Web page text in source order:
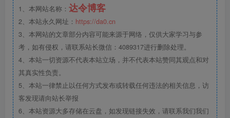
1、本网站名称： 达令博客
2、本站永久网址： https://da0.cn
3、本网站的文章部分内容可能来源于网络，仅供大家学习与参
考，如有侵权，请联系站长微信：4089317进行删除处理。
4、本站一切资源不代表本站立场，并不代表本站赞同其观点和对
其真实性负责。
5、本站一律禁止以任何方式发布或转载任何违法的相关信息，访
客发现请向站长举报
6、本站资源大多存储在云盘，如发现链接失效，请联系我们我们